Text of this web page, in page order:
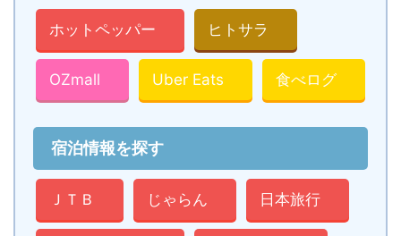
ホットペッパー ヒトサラ
OZmall Uber Eats 食べログ
宿泊情報を探す
ＪＴＢ じゃらん 日本旅行